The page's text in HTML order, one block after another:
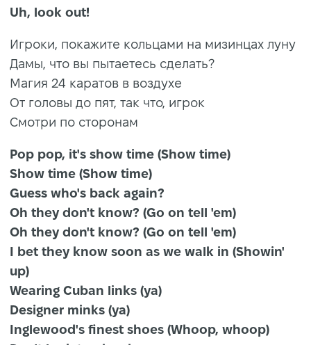
Uh, look out!
Игроки, покажите кольцами на мизинцах луну
Дамы, что вы пытаетесь сделать?
Магия 24 каратов в воздухе
От головы до пят, так что, игрок
Смотри по сторонам
Pop pop, it's show time (Show time)
Show time (Show time)
Guess who's back again?
Oh they don't know? (Go on tell 'em)
Oh they don't know? (Go on tell 'em)
I bet they know soon as we walk in (Showin'
up)
Wearing Cuban links (ya)
Designer minks (ya)
Inglewood's finest shoes (Whoop, whoop)